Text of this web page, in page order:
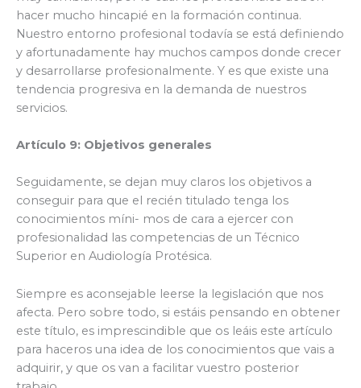
hacer mucho hincapié en la formación continua.
Nuestro entorno profesional todavía se está definiendo
y afortunadamente hay muchos campos donde crecer
y desarrollarse profesionalmente. Y es que existe una
tendencia progresiva en la demanda de nuestros
servicios.
Artículo 9: Objetivos generales
Seguidamente, se dejan muy claros los objetivos a
conseguir para que el recién titulado tenga los
conocimientos míni- mos de cara a ejercer con
profesionalidad las competencias de un Técnico
Superior en Audiología Protésica.
Siempre es aconsejable leerse la legislación que nos
afecta. Pero sobre todo, si estáis pensando en obtener
este título, es imprescindible que os leáis este artículo
para haceros una idea de los conocimientos que vais a
adquirir, y que os van a facilitar vuestro posterior